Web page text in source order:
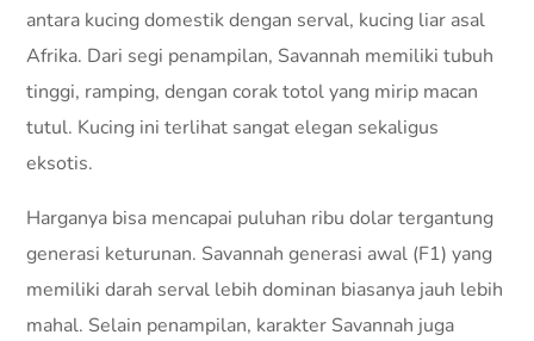
antara kucing domestik dengan serval, kucing liar asal
Afrika. Dari segi penampilan, Savannah memiliki tubuh
tinggi, ramping, dengan corak totol yang mirip macan
tutul. Kucing ini terlihat sangat elegan sekaligus
eksotis.
Harganya bisa mencapai puluhan ribu dolar tergantung
generasi keturunan. Savannah generasi awal (F1) yang
memiliki darah serval lebih dominan biasanya jauh lebih
mahal. Selain penampilan, karakter Savannah juga